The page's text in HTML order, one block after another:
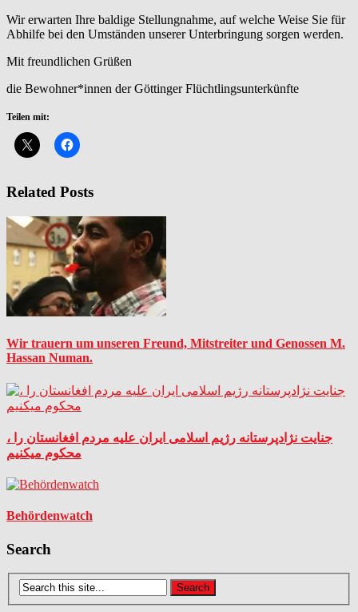
Wir erwarten Ihre baldige Stellungnahme, auf welche Weise Sie für
Abhilfe bei den Umständen unserer Unterbringung sorgen werden.
Mit freundlichen Grüßen
die Bewohner*innen der Göttinger Flüchtlingsunterkünfte
Teilen mit:
Related Posts
Wir trauern um unseren Freund, Mitstreiter und Genossen M.
Hassan Numan.
جنایت نژادپرستانه رژیم اسلامی ایران علیه مردم افغانستان را ،
محکوم میکنیم
Behördenwatch
Search